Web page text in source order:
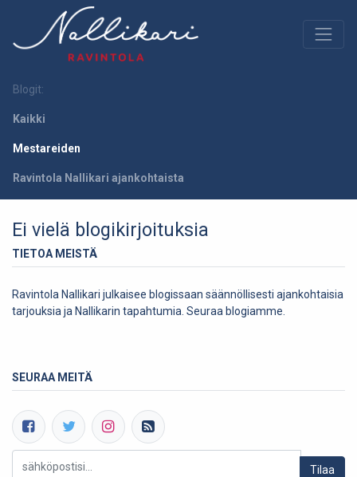
Blogit:
Kaikki
Mestareiden
Ravintola Nallikari ajankohtaista
Ei vielä blogikirjoituksia
TIETOA MEISTÄ
Ravintola Nallikari julkaisee blogissaan säännöllisesti ajankohtaisia
tarjouksia ja Nallikarin tapahtumia. Seuraa blogiamme.
SEURAA MEITÄ
Tilaa